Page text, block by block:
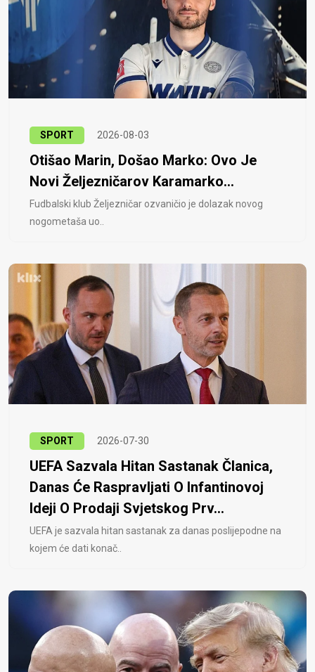
SPORT 2026-08-03
Otišao Marin, Došao Marko: Ovo Je
Novi Željezničarov Karamarko...
Fudbalski klub Željezničar ozvaničio je dolazak novog
nogometaša uo..
SPORT 2026-07-30
UEFA Sazvala Hitan Sastanak Članica,
Danas Će Raspravljati O Infantinovoj
Ideji O Prodaji Svjetskog Prv...
UEFA je sazvala hitan sastanak za danas poslijepodne na
kojem će dati konač..